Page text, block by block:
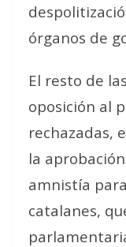
órganos de
El resto de
oposición al
rechazadas,
la
amnistía
catalanes,